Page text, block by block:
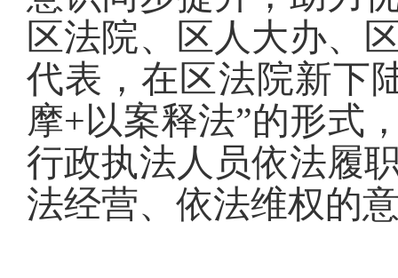
区法院、区人大办、
代表，在区法院新下
摩+以案释法”的形式
行政执法人员依法履
法经营、依法维权